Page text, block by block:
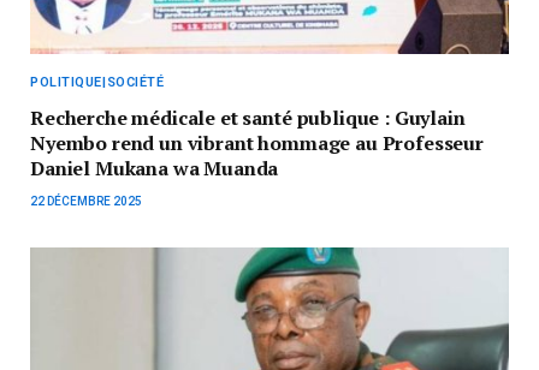
POLITIQUE|SOCIÉTÉ
Recherche médicale et santé publique : Guylain
Nyembo rend un vibrant hommage au Professeur
Daniel Mukana wa Muanda
22 DÉCEMBRE 2025